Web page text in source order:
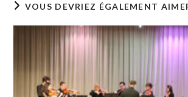
VOUS DEVRIEZ ÉGALEMENT